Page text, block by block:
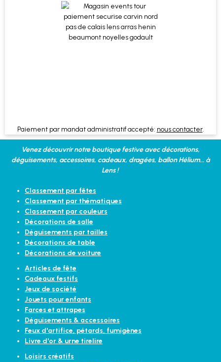
Paiement par mandat administratif accepté: nous contacter.
Venez découvrir notre boutique festive avec décorations,
déguisements, accessoires, cadeaux, dragées, ballon Hélium... à
Lens !
Classement par fêtes
Classement par thématiques
Classement par couleurs
Décorations de salle
Déguisements par tailles
Décorations de table
Décorations de voiture
Articles de fête
Cadeaux festifs
Jeux de société
Jouets pour enfants
Farces et attrapes
Déguisements & accessoires
Feux d'artifice, pétards, fumigènes
Livre d'or & urne tirelire
Loisirs créatifs